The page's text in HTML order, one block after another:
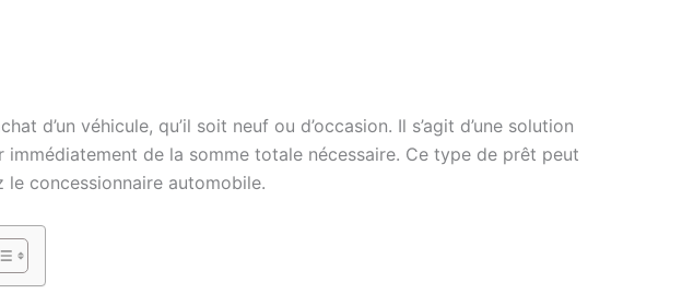
d’un véhicule, qu’il soit neuf ou d’occasion. Il s’agit d’une solution
de la somme totale nécessaire. Ce type de prêt peut
le concessionnaire automobile.